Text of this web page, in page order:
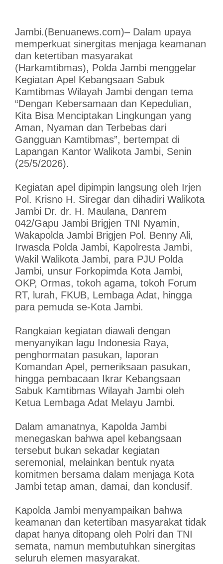
Jambi.(Benuanews.com)– Dalam upaya
memperkuat sinergitas menjaga keamanan
dan ketertiban masyarakat
(Harkamtibmas), Polda Jambi menggelar
Kegiatan Apel Kebangsaan Sabuk
Kamtibmas Wilayah Jambi dengan tema
“Dengan Kebersamaan dan Kepedulian,
Kita Bisa Menciptakan Lingkungan yang
Aman, Nyaman dan Terbebas dari
Gangguan Kamtibmas”, bertempat di
Lapangan Kantor Walikota Jambi, Senin
(25/5/2026).
Kegiatan apel dipimpin langsung oleh Irjen
Pol. Krisno H. Siregar dan dihadiri Walikota
Jambi Dr. dr. H. Maulana, Danrem
042/Gapu Jambi Brigjen TNI Nyamin,
Wakapolda Jambi Brigjen Pol. Benny Ali,
Irwasda Polda Jambi, Kapolresta Jambi,
Wakil Walikota Jambi, para PJU Polda
Jambi, unsur Forkopimda Kota Jambi,
OKP, Ormas, tokoh agama, tokoh Forum
RT, lurah, FKUB, Lembaga Adat, hingga
para pemuda se-Kota Jambi.
Rangkaian kegiatan diawali dengan
menyanyikan lagu Indonesia Raya,
penghormatan pasukan, laporan
Komandan Apel, pemeriksaan pasukan,
hingga pembacaan Ikrar Kebangsaan
Sabuk Kamtibmas Wilayah Jambi oleh
Ketua Lembaga Adat Melayu Jambi.
Dalam amanatnya, Kapolda Jambi
menegaskan bahwa apel kebangsaan
tersebut bukan sekadar kegiatan
seremonial, melainkan bentuk nyata
komitmen bersama dalam menjaga Kota
Jambi tetap aman, damai, dan kondusif.
Kapolda Jambi menyampaikan bahwa
keamanan dan ketertiban masyarakat tidak
dapat hanya ditopang oleh Polri dan TNI
semata, namun membutuhkan sinergitas
seluruh elemen masyarakat.